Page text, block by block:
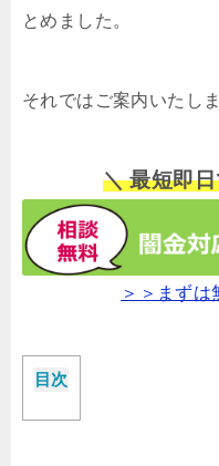
とめました。
それではご案内いたしま
＼ 最短即
＞＞まずは
目次